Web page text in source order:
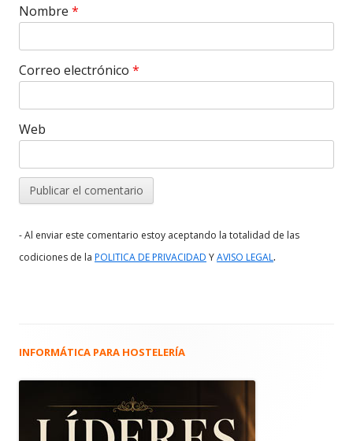
Nombre *
Correo electrónico *
Web
- Al enviar este comentario estoy aceptando la totalidad de las
codiciones de la POLITICA DE PRIVACIDAD YAVISO LEGAL.
Barra
principal
INFORMÁTICA PARA HOSTELERÍA